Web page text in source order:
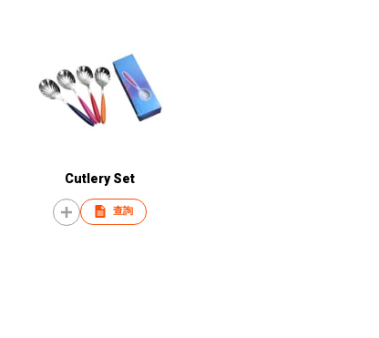
Cutlery Set
查詢